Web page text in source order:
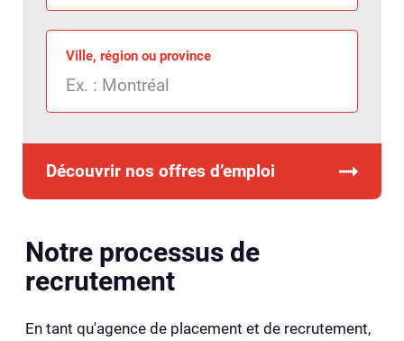
Ville, région ou province
Découvrir nos offres d’emploi
Notre processus de
recrutement
En tant qu'agence de placement et de recrutement,